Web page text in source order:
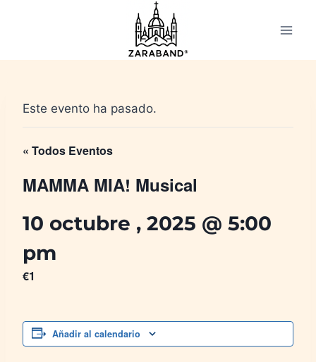
Este evento ha pasado.
« Todos Eventos
MAMMA MIA! Musical
10 octubre , 2025 @ 5:00
pm
€1
Añadir al calendario